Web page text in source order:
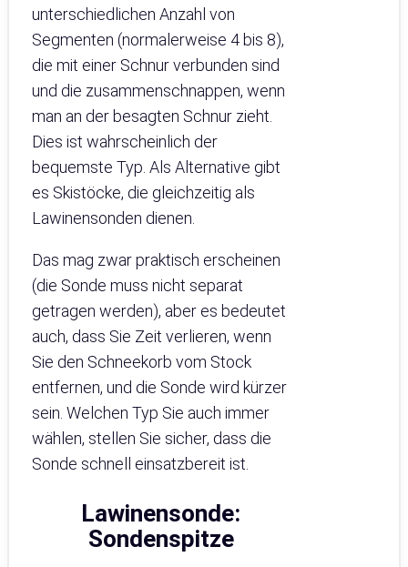
unterschiedlichen Anzahl von
Segmenten (normalerweise 4 bis 8),
die mit einer Schnur verbunden sind
und die zusammenschnappen, wenn
man an der besagten Schnur zieht.
Dies ist wahrscheinlich der
bequemste Typ. Als Alternative gibt
es Skistöcke, die gleichzeitig als
Lawinensonden dienen.
Das mag zwar praktisch erscheinen
(die Sonde muss nicht separat
getragen werden), aber es bedeutet
auch, dass Sie Zeit verlieren, wenn
Sie den Schneekorb vom Stock
entfernen, und die Sonde wird kürzer
sein. Welchen Typ Sie auch immer
wählen, stellen Sie sicher, dass die
Sonde schnell einsatzbereit ist.
Lawinensonde:
Sondenspitze